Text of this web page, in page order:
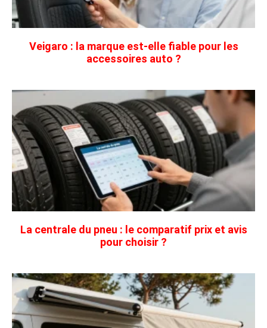
Veigaro : la marque est-elle fiable pour les
accessoires auto ?
La centrale du pneu : le comparatif prix et avis
pour choisir ?